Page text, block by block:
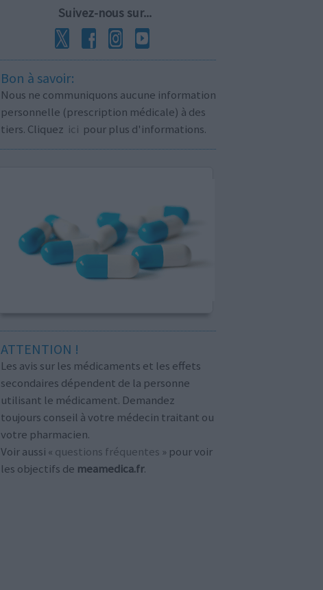
Suivez-nous sur...
Bon à savoir:
Nous ne communiquons aucune information
personnelle (prescription médicale) à des
tiers. Cliquez ici pour plus d'informations.
ATTENTION !
Les avis sur les médicaments et les effets
secondaires dépendent de la personne
utilisant le médicament. Demandez
toujours conseil à votre médecin traitant ou
votre pharmacien.
Voir aussi « questions fréquentes » pour voir
les objectifs de meamedica.fr.